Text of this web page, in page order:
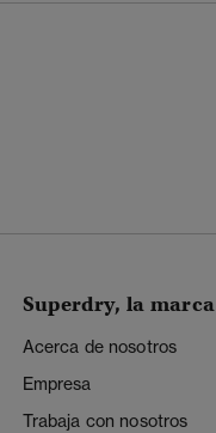
Superdry, la marca
Acerca de nosotros
Empresa
Trabaja con nosotros